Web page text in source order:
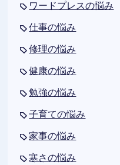
ワードプレスの悩み
仕事の悩み
修理の悩み
健康の悩み
勉強の悩み
子育ての悩み
家事の悩み
寒さの悩み